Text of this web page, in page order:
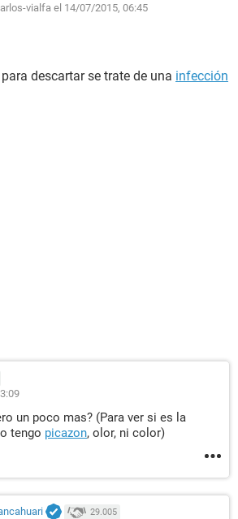
vialfa el 14/07/2015, 06:45
descartar se trate de una infección
un poco mas? (Para ver si es la
tengo picazon, olor, ni color)
29.005